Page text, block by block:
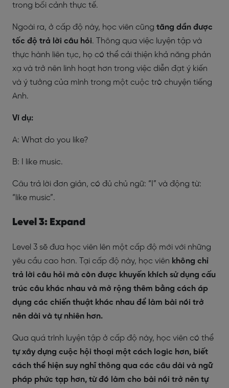
trong bối cảnh thực tế.
Ngoài ra, ở cấp độ này, học viên cũng tăng dần được
tốc độ trả lời câu hỏi. Thông qua việc luyện tập và
thực hành liên tục, họ có thể cải thiện khả năng phản
xạ và trở nên linh hoạt hơn trong việc diễn đạt ý kiến
và ý tưởng của mình trong một cuộc trò chuyện tiếng
Anh.
Ví dụ:
A: What do you like?
B: I like music.
Câu trả lời đơn giản, có đủ chủ ngữ: “I” và động từ:
“like music”.
Level 3: Expand
Level 3 sẽ đưa học viên lên một cấp độ mới với những
yêu cầu cao hơn. Tại cấp độ này, học viên không chỉ
trả lời câu hỏi mà còn được khuyến khích sử dụng cấu
trúc câu khác nhau và mở rộng thêm bằng cách áp
dụng các chiến thuật khác nhau để làm bài nói trở
nên dài và tự nhiên hơn.
Qua quá trình luyện tập ở cấp độ này, học viên có thể
tự xây dựng cuộc hội thoại một cách logic hơn, biết
cách thể hiện suy nghĩ thông qua các câu dài và ngữ
pháp phức tạp hơn, từ đó làm cho bài nói trở nên tự